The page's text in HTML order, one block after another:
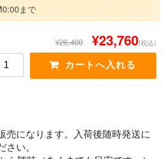
まで
¥26,400 ¥23,760(税込)
売になります。入荷後随時発送に
い。